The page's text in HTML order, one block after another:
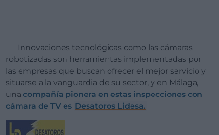
Innovaciones tecnológicas como las cámaras
robotizadas son herramientas implementadas por
las empresas que buscan ofrecer el mejor servicio y
situarse a la vanguardia de su sector, y en Málaga,
una compañía pionera en estas inspecciones con
cámara de TV es Desatoros Lidesa.